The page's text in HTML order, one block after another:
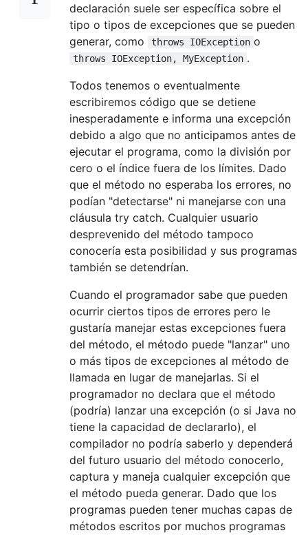
declaración suele ser específica sobre el
tipo o tipos de excepciones que se pueden
generar, como
throws IOException o
throws IOException, MyException .
Todos tenemos o eventualmente
escribiremos código que se detiene
inesperadamente e informa una excepción
debido a algo que no anticipamos antes de
ejecutar el programa, como la división por
cero o el índice fuera de los límites. Dado
que el método no esperaba los errores, no
podían "detectarse" ni manejarse con una
cláusula try catch. Cualquier usuario
desprevenido del método tampoco
conocería esta posibilidad y sus programas
también se detendrían.
Cuando el programador sabe que pueden
ocurrir ciertos tipos de errores pero le
gustaría manejar estas excepciones fuera
del método, el método puede "lanzar" uno
o más tipos de excepciones al método de
llamada en lugar de manejarlas. Si el
programador no declara que el método
(podría) lanzar una excepción (o si Java no
tiene la capacidad de declararlo), el
compilador no podría saberlo y dependerá
del futuro usuario del método conocerlo,
captura y maneja cualquier excepción que
el método pueda generar. Dado que los
programas pueden tener muchas capas de
métodos escritos por muchos programas